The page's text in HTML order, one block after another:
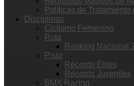
Políticas de
Disciplinas
Ciclismo Femenino
Ruta
Ranking Nacional
Pista
Récords Élites
Récords Juveniles
BMX Racing